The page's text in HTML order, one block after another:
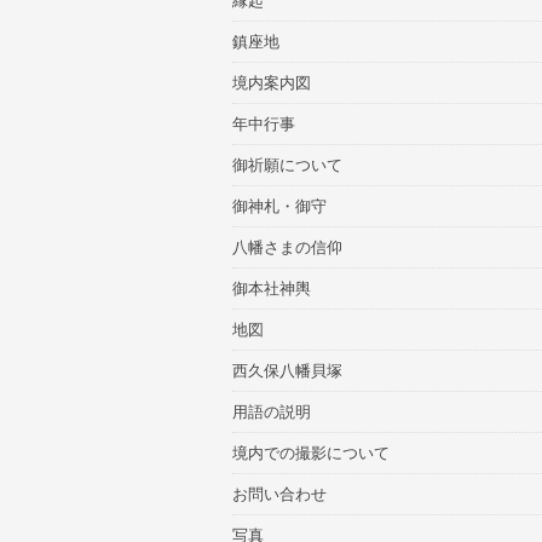
鎮座地
境内案内図
年中行事
御祈願について
御神札・御守
八幡さまの信仰
御本社神輿
地図
西久保八幡貝塚
用語の説明
境内での撮影について
お問い合わせ
写真